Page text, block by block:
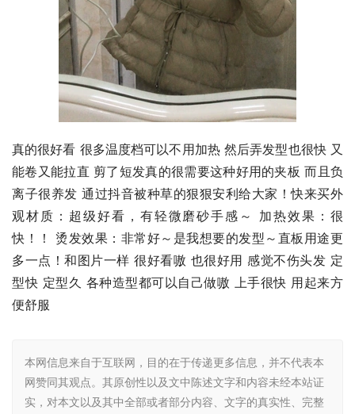
真的很好看 很多温度档可以不用加热 然后弄发型也很快 又
能卷又能拉直 剪了短发真的很需要这种好用的夹板 而且负
离子很养发 通过抖音被种草的狠狠安利给大家！快来买外
观材质：超级好看，有轻微磨砂手感～ 加热效果：很
快！！ 烫发效果：非常好～是我想要的发型～直板用途更
多一点！和图片一样 很好看嗷 也很好用 感觉不伤头发 定
型快 定型久 各种造型都可以自己做嗷 上手很快 用起来方
便舒服
本网信息来自于互联网，目的在于传递更多信息，并不代表本
网赞同其观点。其原创性以及文中陈述文字和内容未经本站证
实，对本文以及其中全部或者部分内容、文字的真实性、完整